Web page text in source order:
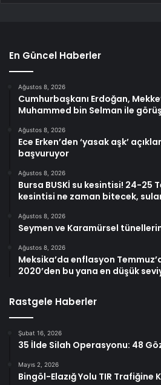
En Güncel Haberler
Ağustos 8, 2026
Cumhurbaşkanı Erdoğan,
Muhammed bin Selman ile
Ağustos 8, 2026
Ece Erken’den ‘yasak aşk’
başvuruyor
Ağustos 8, 2026
Bursa BUSKİ su kesintisi! 24-25
kesintisi ne zaman bitecek,
Ağustos 8, 2026
Seymen ve Karamürsel
Ağustos 8, 2026
Meksika’da enflasyon
2020’den bu yana en düşük
Rastgele Haberler
Şubat 16, 2026
35 İlde Silah Operasyonu: 48
Mayıs 2, 2026
Bingöl-Elazığ Yolu TIR Trafiğine